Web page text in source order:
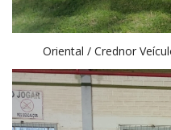
Oriental / Crednor